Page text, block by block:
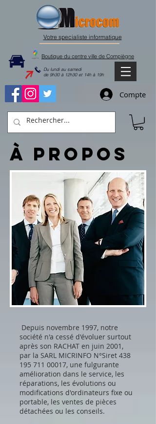
Votre specialiste informatique
Boutique du centre ville de Compiègne
Du lundi au samedi
de 9h30 à 12h30 et 14h à 19h
Compte
À PROPOS
Depuis novembre 1997, notre
société n'a cessé d'évoluer surtout
après son RACHAT en juin 2001,
par la SARL MICRINFO N°Siret 438
195 711 00017, une fulgurante
amélioration dans le service, les
réparations, les évolutions ou
modifications d'ordinateurs fixe ou
portable, les ventes de pièces
détachées ou les conseils.